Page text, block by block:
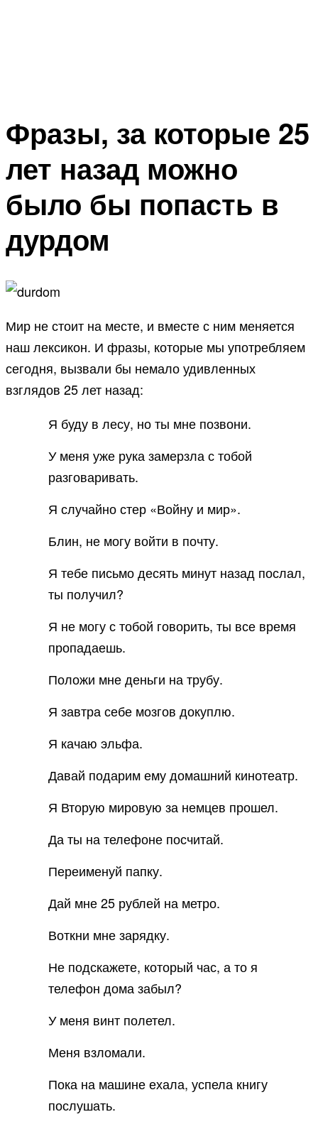
Фразы, за которые 25
лет назад можно
было бы попасть в
дурдом
Мир не стоит на месте, и вместе с ним меняется
наш лексикон. И фразы, которые мы употребляем
сегодня, вызвали бы немало удивленных
взглядов 25 лет назад:
Я буду в лесу, но ты мне позвони.
У меня уже рука замерзла с тобой
разговаривать.
Я случайно стер «Войну и мир».
Блин, не могу войти в почту.
Я тебе письмо десять минут назад послал,
ты получил?
Я не могу с тобой говорить, ты все время
пропадаешь.
Положи мне деньги на трубу.
Я завтра себе мозгов докуплю.
Я качаю эльфа.
Давай подарим ему домашний кинотеатр.
Я Вторую мировую за немцев прошел.
Да ты на телефоне посчитай.
Переименуй папку.
Дай мне 25 рублей на метро.
Воткни мне зарядку.
Не подскажете, который час, а то я
телефон дома забыл?
У меня винт полетел.
Меня взломали.
Пока на машине ехала, успела книгу
послушать.